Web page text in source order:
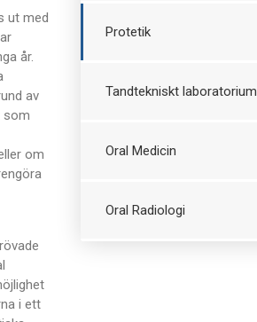
ut med
år.
av
som
om
i ett
Protetik
Tandtekniskt laboratorium
Oral Medicin
Oral Radiologi